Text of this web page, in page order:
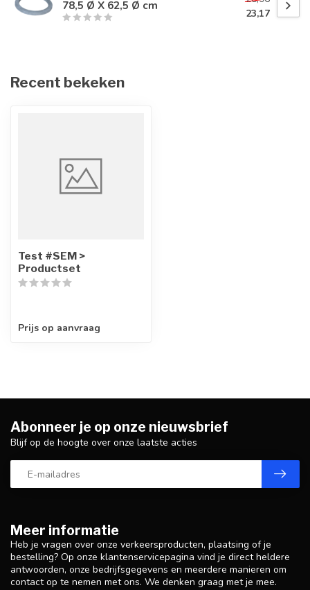
78,5 Ø X 62,5 Ø cm
23,17
Recent bekeken
Test #SEM >
Productset
Prijs op aanvraag
Meer informatie
Heb je vragen over onze verkeersproducten, plaatsing of je
bestelling? Op onze klantenservicepagina vind je direct heldere
antwoorden, onze bedrijfsgegevens en meerdere manieren om
contact op te nemen met ons. We denken graag met je mee.
Abonneer je op onze nieuwsbrief
Blijf op de hoogte over onze laatste acties